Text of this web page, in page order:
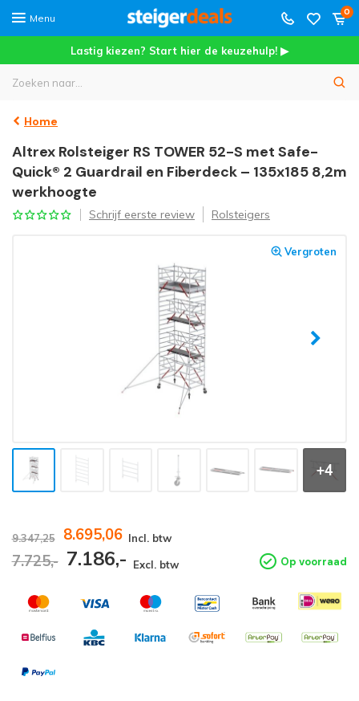
Menu
0
Lastig kiezen? Start hier de keuzehulp! ▶
Home
Altrex Rolsteiger RS TOWER 52-S met Safe-
Quick® 2 Guardrail en Fiberdeck – 135x185 8,2m
werkhoogte
Schrijf eerste review Rolsteigers
Vergroten
+4
9.347,25 8.695,06 Incl. btw
7.725,- 7.186,- Excl. btw Op voorraad